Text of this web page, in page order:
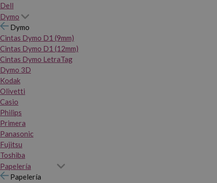
Dell
Dymo
Dymo
Cintas Dymo D1 (9mm)
Cintas Dymo D1 (12mm)
Cintas Dymo LetraTag
Dymo 3D
Kodak
Olivetti
Casio
Philips
Primera
Panasonic
Fujitsu
Toshiba
Papelería
Papelería